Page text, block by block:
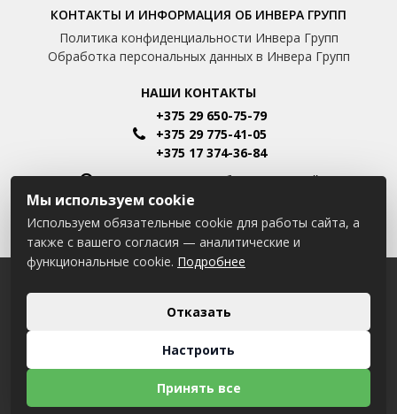
КОНТАКТЫ И ИНФОРМАЦИЯ ОБ ИНВЕРА ГРУПП
Политика конфиденциальности Инвера Групп
Обработка персональных данных в Инвера Групп
НАШИ КОНТАКТЫ
+375 29 650-75-79
+375 29 775-41-05
+375 17 374-36-84
Пн-Пт: 8.00 - 16.00 Сб-Вс: Выходной
Минск, Шафарнянская улица, 11
info@invera.by
2026 © ООО "Инвера Групп"
УНП 191490039
Использование материалов сайта только с разрешения
владельца.
Разработка интернет-магазинаDessites.by
Мы используем cookie
Используем обязательные cookie для работы сайта, а
также с вашего согласия — аналитические и
функциональные cookie. Подробнее
Отказать
Настроить
Принять все